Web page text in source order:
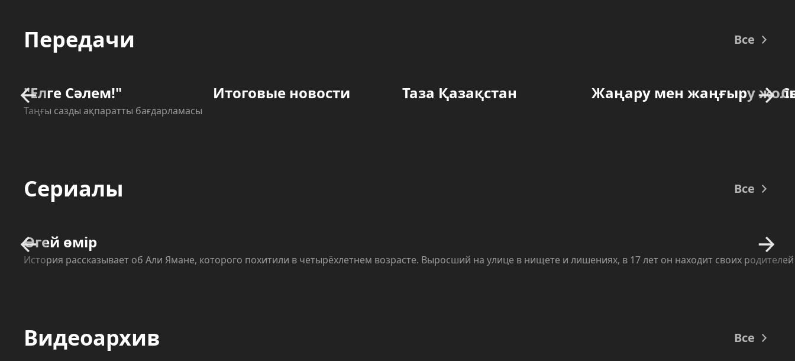
Роль регионов в избирательном
В Казахстане вносятся
изменения в ПДД
Вакцинация — эффективный
способ защиты от
Передачи Все
"Елге Сәлем!"
Таңғы сазды ақпаратты бағдарламасы
Итоговые новости Таза Қазақстан Жаңару мен жаңғыру
Сериалы Все
Өгей өмір
История рассказывает об Али Ямане, которого похитили в четырёхлетнем возрасте. Выросший на улице в нищете и лишениях, в 17 лет он находит своих
Видеоархив Все